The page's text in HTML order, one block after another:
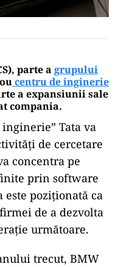
parte a grupului
centru de inginerie
a expansiunii sale
compania.
Tata va
de cercetare
concentra pe
prin software
este poziționată ca
de a dezvolta
următoare.
trecut, BMW